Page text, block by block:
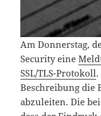
Am Donnerstag,
Security eine
SSL/TLS-Protokoll
Beschreibung die
abzuleiten. Die